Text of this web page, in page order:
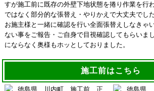
すが施工前に既存の外壁下地状態を捲り作業を行
ではなく部分的な張替え・やりかえで大丈夫でした
お施主様と一緒に確認を行い全面張替えしなきゃ
ない事をご報告・ご自身で目視確認してもらい
にならなく奥様もホッとしておりました。
施工前はこちら